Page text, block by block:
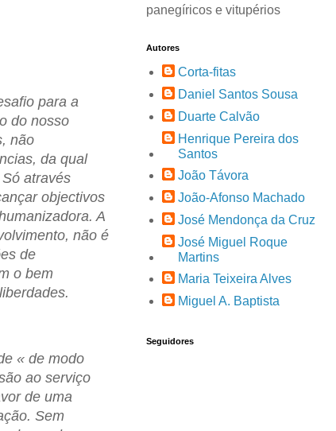
para a
do nosso
não
da qual
através
objectivos
A
não é
de
o bem
« de modo
ao serviço
de uma
Sem
panegíricos e vitupérios
Autores
Corta-fitas
Daniel Santos Sousa
Duarte Calvão
Henrique Pereira dos
Santos
João Távora
João-Afonso Machado
José Mendonça da Cruz
José Miguel Roque
Martins
Maria Teixeira Alves
Miguel A. Baptista
Seguidores